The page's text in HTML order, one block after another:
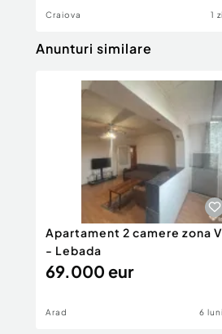
Craiova 1
Anunturi similare
Apartament 2 camere zona
- Lebada
69.000 eur
Arad 6